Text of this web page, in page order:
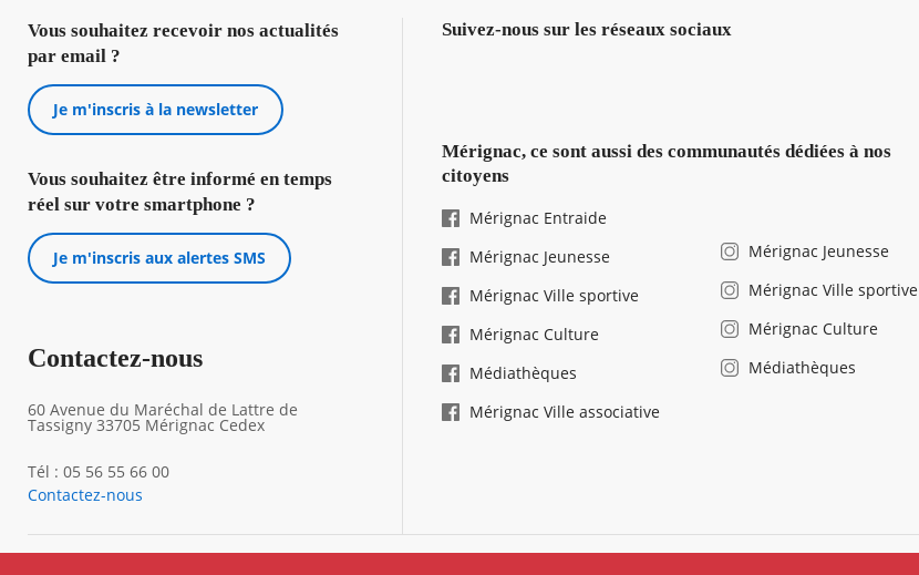
Vous souhaitez recevoir nos actualités
par email ?
Je m'inscris à la newsletter
Vous souhaitez être informé en temps
réel sur votre smartphone ?
Je m'inscris aux alertes SMS
Contactez-nous
60 Avenue du Maréchal de Lattre de
Tassigny 33705 Mérignac Cedex
Tél : 05 56 55 66 00
Contactez-nous
Suivez-nous sur les réseaux sociaux
Mérignac, ce sont aussi des communautés dédiées à nos
citoyens
Mérignac Entraide
Mérignac Jeunesse
Mérignac Ville sportive
Mérignac Culture
Médiathèques
Mérignac Ville associative
Mérignac Jeunesse
Mérignac Ville sportive
Mérignac Culture
Médiathèques